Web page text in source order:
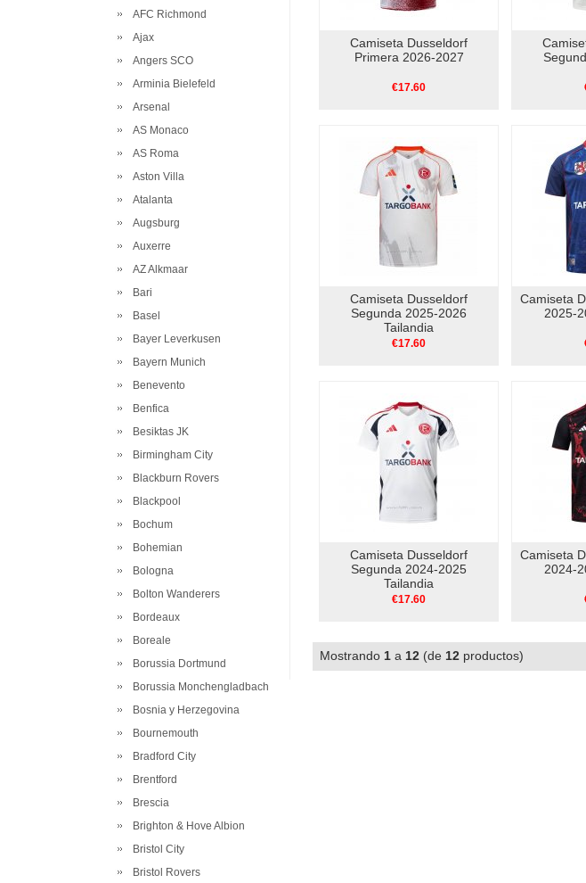
AFC Richmond
Ajax
Angers SCO
Arminia Bielefeld
Arsenal
AS Monaco
AS Roma
Aston Villa
Atalanta
Augsburg
Auxerre
AZ Alkmaar
Bari
Basel
Bayer Leverkusen
Bayern Munich
Benevento
Benfica
Besiktas JK
Birmingham City
Blackburn Rovers
Blackpool
Bochum
Bohemian
Bologna
Bolton Wanderers
Bordeaux
Boreale
Borussia Dortmund
Borussia Monchengladbach
Bosnia y Herzegovina
Bournemouth
Bradford City
Brentford
Brescia
Brighton & Hove Albion
Bristol City
Bristol Rovers
Camiseta Dusseldorf
Primera 2026-2027
€17.60
Camiseta Dusseldorf
Segunda 2025-2026
Tailandia
€17.60
Camiseta
2025-
Camiseta Dusseldorf
Segunda 2024-2025
Tailandia
€17.60
Camiseta
2024-
Mostrando 1 a 12 (de 12 productos)